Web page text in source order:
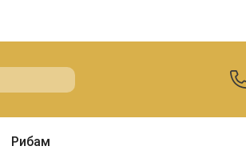
Рибам